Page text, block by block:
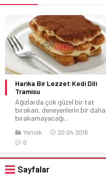
Harika Bir Lezzet:Kedi Dili
Tramisu
Ağızlarda çok güzel bir tat
bırakan, deneyenlerin bir daha
bırakamayacağı...
Yemek
20.04.2016
0
Sayfalar